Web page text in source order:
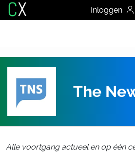
CX Inloggen
The
Alle voortgang actueel en op één